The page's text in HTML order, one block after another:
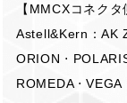
【MMCXコネクタ
Astell&Kern：AK
ORION ⋅
ROMEDA ⋅ VEGA